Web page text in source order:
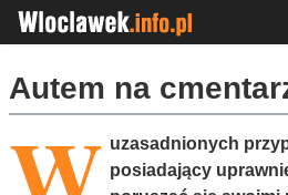
Autem na
uzasadnionych
posiadający